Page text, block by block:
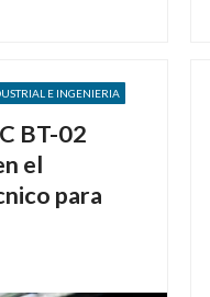
E INGENIERIA
BT-02
el
para